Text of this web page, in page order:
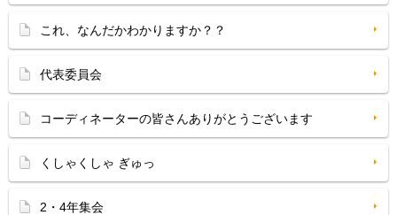
これ、なんだかわかりますか？？
代表委員会
コーディネーターの皆さんありがとうございます
くしゃくしゃ ぎゅっ
2・4年集会